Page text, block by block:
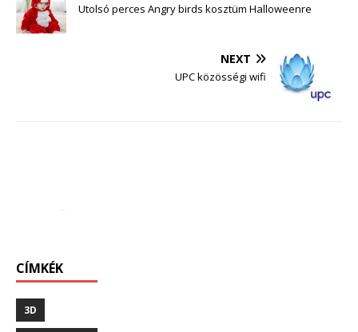
Utolsó perces Angry birds kosztüm Halloweenre
NEXT
UPC közösségi wifi
CÍMKÉK
3D